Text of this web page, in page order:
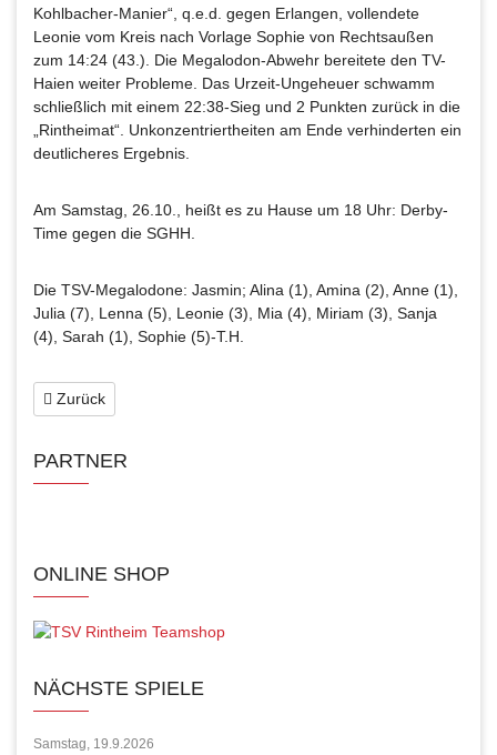
Kohlbacher-Manier“, q.e.d. gegen Erlangen, vollendete
Leonie vom Kreis nach Vorlage Sophie von Rechtsaußen
zum 14:24 (43.). Die Megalodon-Abwehr bereitete den TV-
Haien weiter Probleme. Das Urzeit-Ungeheuer schwamm
schließlich mit einem 22:38-Sieg und 2 Punkten zurück in die
„Rintheimat“. Unkonzentriertheiten am Ende verhinderten ein
deutlicheres Ergebnis.
Am Samstag, 26.10., heißt es zu Hause um 18 Uhr: Derby-
Time gegen die SGHH.
Die TSV-Megalodone: Jasmin; Alina (1), Amina (2), Anne (1),
Julia (7), Lenna (5), Leonie (3), Mia (4), Miriam (3), Sanja
(4), Sarah (1), Sophie (5)-T.H.
Zurück
PARTNER
ONLINE SHOP
NÄCHSTE SPIELE
Samstag, 19.9.2026